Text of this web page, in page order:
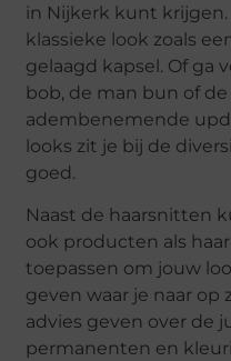
in Nijkerk kunt
klassieke look zoals
gelaagd kapsel. Of ga
bob, de man bun of
adembenemende
looks zit je bij de
goed.
Naast de haarsnitten
ook producten als
toepassen om jouw
geven waar je naar op
advies geven over de
permanenten en